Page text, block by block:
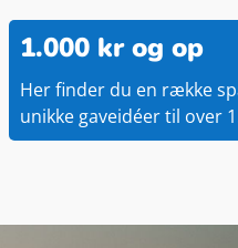
1.000 kr og op
Her finder du en række
unikke gaveidéer til over